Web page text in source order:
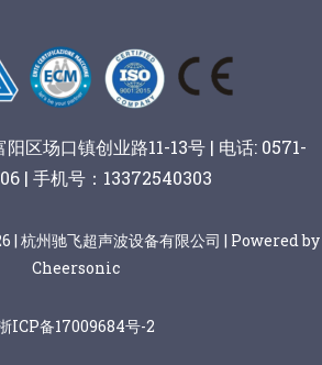
区场口镇创业路11-13号 | 电话: 0571-
| 手机号：13372540303
| 杭州驰飞超声波设备有限公司 | Powered by
Cheersonic
ICP备17009684号-2